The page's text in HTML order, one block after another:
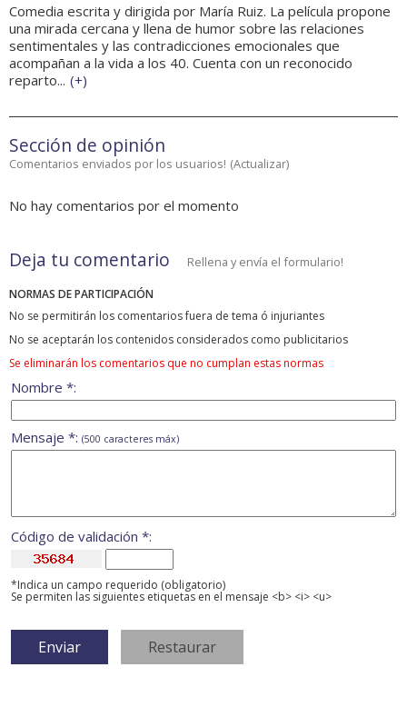
Comedia escrita y dirigida por María Ruiz. La película propone
una mirada cercana y llena de humor sobre las relaciones
sentimentales y las contradicciones emocionales que
acompañan a la vida a los 40. Cuenta con un reconocido
reparto... (+)
Sección de opinión
Comentarios enviados por los usuarios! (Actualizar)
No hay comentarios por el momento
Deja tu comentario Rellena y envía el formulario!
NORMAS DE PARTICIPACIÓN
No se permitirán los comentarios fuera de tema ó injuriantes
No se aceptarán los contenidos considerados como publicitarios
Se eliminarán los comentarios que no cumplan estas normas
Nombre *:
Mensaje *: (500 caracteres máx)
Código de validación *:
*Indica un campo requerido (obligatorio)
Se permiten las siguientes etiquetas en el mensaje <b> <i> <u>